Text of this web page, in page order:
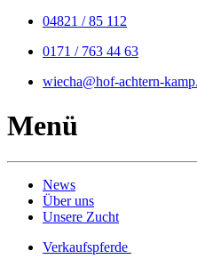
04821 / 85 112
0171 / 763 44 63
wiecha@hof-achtern-
Menü
News
Über uns
Unsere Zucht
Verkaufspferde